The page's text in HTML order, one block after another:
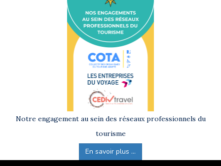
Notre engagement au sein des réseaux professionnels du
tourisme
En savoir plus ...